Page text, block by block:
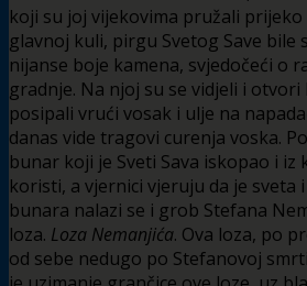
koji su joj vijekovima pružali
glavnoj kuli, pirgu Svetog Save bile
nijanse boje kamena, svjedočeći o
gradnje. Na njoj su se vidjeli i
posipali vrući vosak i ulje na
danas vide tragovi curenja voska.
bunar koji je Sveti Sava iskopao i iz
koristi, a vjernici vjeruju da je sveta
bunara nalazi se i grob Stefana
loza. Loza Nemanjića. Ova loza, po
od sebe nedugo po Stefanovoj